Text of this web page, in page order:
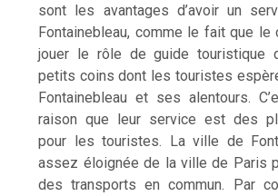
sont les avantages d’avoir un
Fontainebleau, comme le fait que le
jouer le rôle de guide touristique
petits coins dont les touristes
Fontainebleau et ses alentours.
raison que leur service est des
pour les touristes. La ville de
assez éloignée de la ville de Paris
des transports en commun. Par